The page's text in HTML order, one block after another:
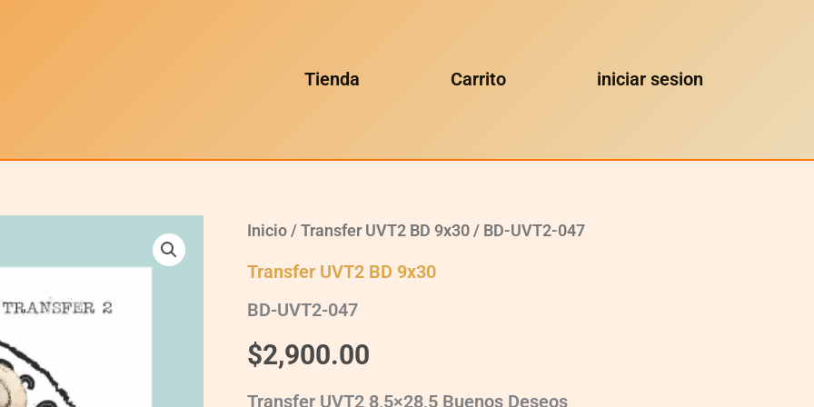
Tienda Carrito iniciar sesion
Inicio/Transfer UVT2 BD 9x30/ BD-UVT2-047
Transfer UVT2 BD 9x30
BD-UVT2-047
$2,900.00
Transfer UVT2 8,5×28,5 Buenos Deseos
BD-
quantity